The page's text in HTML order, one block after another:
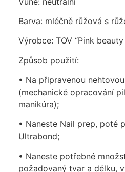
Barva: mléčně růžová s
Výrobce: TOV “Pink
Způsob použití:
• Na připravenou
(mechanické opracování
manikúra);
• Naneste Nail prep, poté
Ultrabond;
• Naneste potřebné
požadovaný tvar a délku,